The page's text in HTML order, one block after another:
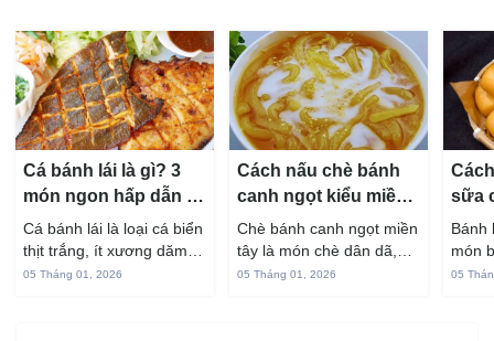
Cá bánh lái là gì? 3
món ngon hấp dẫn từ
cá bánh lái
Cá bánh lái là loại cá biển
thịt trắng, ít xương dăm,
vị ngọt và rất dễ ăn khi
05 Tháng 01, 2026
Cách nấu chè bánh
canh ngọt kiểu miền
Tây ngon chuẩn vị
Chè bánh canh ngọt miền
tây là món chè dân dã,
gắn liền với đời sống sinh
05 Tháng 01, 2026
sữa
hấp
Bánh
món
05